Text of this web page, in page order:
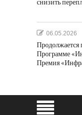
снизить
06.05.2026
Продолжается
Программе
Премия